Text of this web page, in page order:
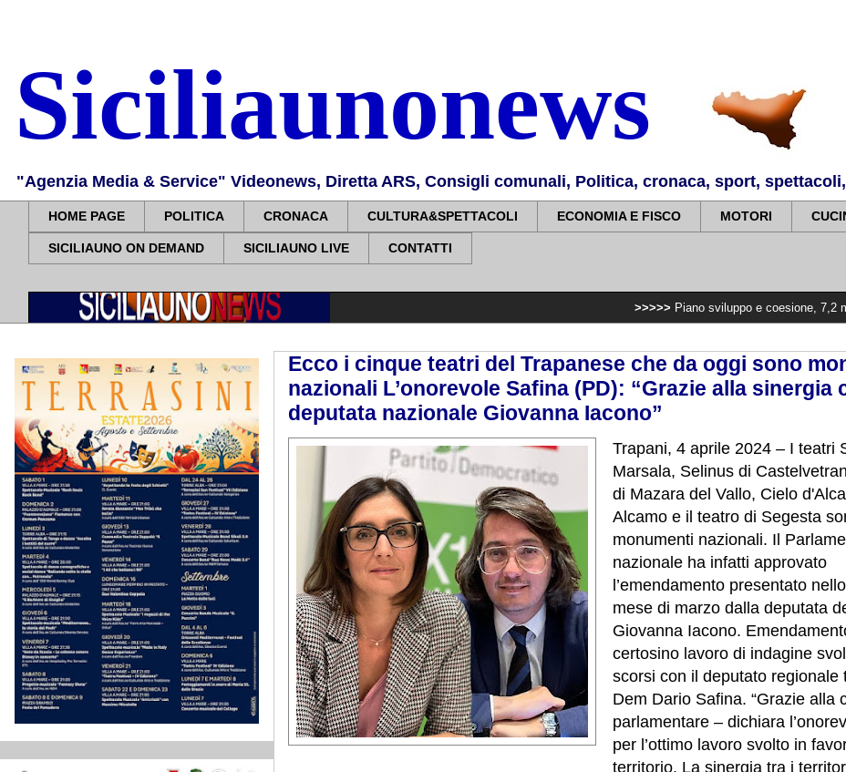
Siciliaunonews
"Agenzia Media & Service" Videonews, Diretta ARS, Consigli comunali, Politica, cronaca, sport,
HOME PAGE POLITICA CRONACA CULTURA&SPETTACOLI ECONOMIA E FISCO MOTORI
SICILIAUNO ON DEMAND SICILIAUNO LIVE CONTATTI
Piano sviluppo e coesione, 7,2 milioni per
Ecco i cinque teatri del Trapanese che da oggi sono
nazionali L’onorevole Safina (PD): “Grazie alla sinergia
deputata nazionale Giovanna Iacono”
Trapani, 4 aprile 2024 – I teatri
Marsala, Selinus di
di Mazara del Vallo, Cielo
Alcamo e il teatro di Segesta
monumenti nazionali. Il
nazionale ha infatti approvato
l’emendamento presentato
mese di marzo dalla deputata
Giovanna Iacono.
certosino lavoro di indagine
scorsi con il deputato regionale
Dem Dario Safina. “Grazie alla
parlamentare – dichiara
per l’ottimo lavoro svolto in
territorio. La sinergia tra i